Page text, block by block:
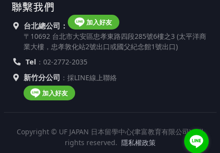
聯繫我們
台北總公司： 加入好友
〒10692 台北市大安區忠孝東路四段285號6樓之3 (太平洋商
業大樓，忠孝敦化站2號出口或國父紀念館1號出口)
Tel ：02-2772-2035
新竹分公司 ：採LINE線上聯絡
加入好友
Copyright © UF JAPAN 日本留學中心(聿富教育有限公司). All
rights reserved. 隱私權政策